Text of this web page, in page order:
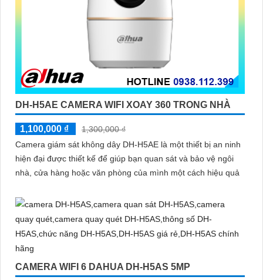
DH-H5AE CAMERA WIFI XOAY 360 TRONG NHÀ
1,100,000 ₫
1,300,000 ₫
Camera giám sát không dây DH-H5AE là một thiết bị an ninh
hiện đại được thiết kế để giúp bạn quan sát và bảo vệ ngôi
nhà, cửa hàng hoặc văn phòng của mình một cách hiệu quả
CAMERA WIFI 6 DAHUA DH-H5AS 5MP